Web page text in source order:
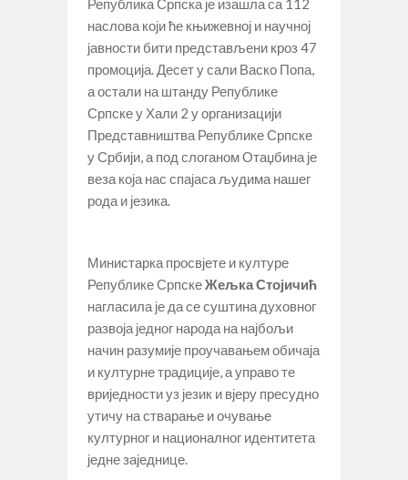
наслова који ће књижевној и научној
јавности бити представљени кроз 47
промоција. Десет у сали Васко Попа,
а остали на штанду Републике
Српске у Хали 2 у организацији
Представништва Републике Српске
у Србији, а под слоганом Отаџбина је
веза која нас спајаса људима нашег
рода и језика.
Министарка просвјете и културе
Републике СрпскеЖељка Стојичић
нагласила је да се суштина духовног
развоја једног народа на најбољи
начин разумије проучавањем обичаја
и културне традиције, а управо те
вриједности уз језик и вјеру пресудно
утичу на стварање и очување
културног и националног идентитета
једне заједнице.